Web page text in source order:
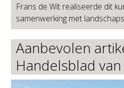
Frans de Wit realiseerde dit
samenwerking met
Aanbevolen
Handelsblad van